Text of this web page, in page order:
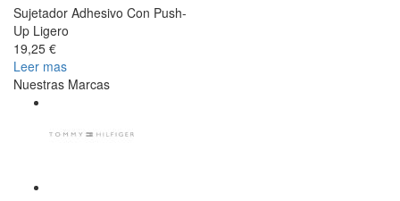
Sujetador Adhesivo Con Push-
Up Ligero
19,25 €
Leer mas
Nuestras Marcas